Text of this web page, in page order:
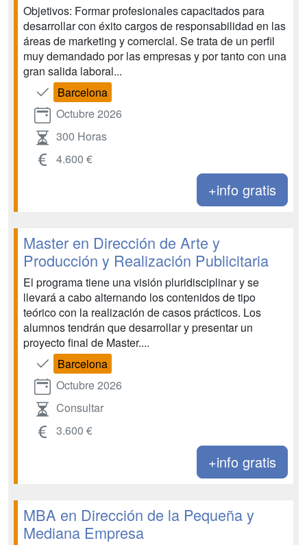
Objetivos: Formar profesionales capacitados para
desarrollar con éxito cargos de responsabilidad en las
áreas de marketing y comercial. Se trata de un perfil
muy demandado por las empresas y por tanto con una
gran salida laboral...
Barcelona
Octubre 2026
300 Horas
4.600 €
+info gratis
Master en Dirección de Arte y
Producción y Realización Publicitaria
El programa tiene una visión pluridisciplinar y se
llevará a cabo alternando los contenidos de tipo
teórico con la realización de casos prácticos. Los
alumnos tendrán que desarrollar y presentar un
proyecto final de Master....
Barcelona
Octubre 2026
Consultar
3.600 €
+info gratis
MBA en Dirección de la Pequeña y
Mediana Empresa